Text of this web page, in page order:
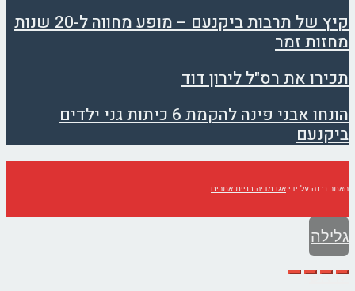
קיץ של תרבות ביקנעם – מופע מחווה ל-20 שנות
מחזות זמר
תכירו את רס"ל לירון דוד
הונחו אבני פינה להקמת 6 כיתות גני ילדים
ביקנעם
האתר נבנה על ידי אגו מדיה בניית אתרים
גלילה
לראש